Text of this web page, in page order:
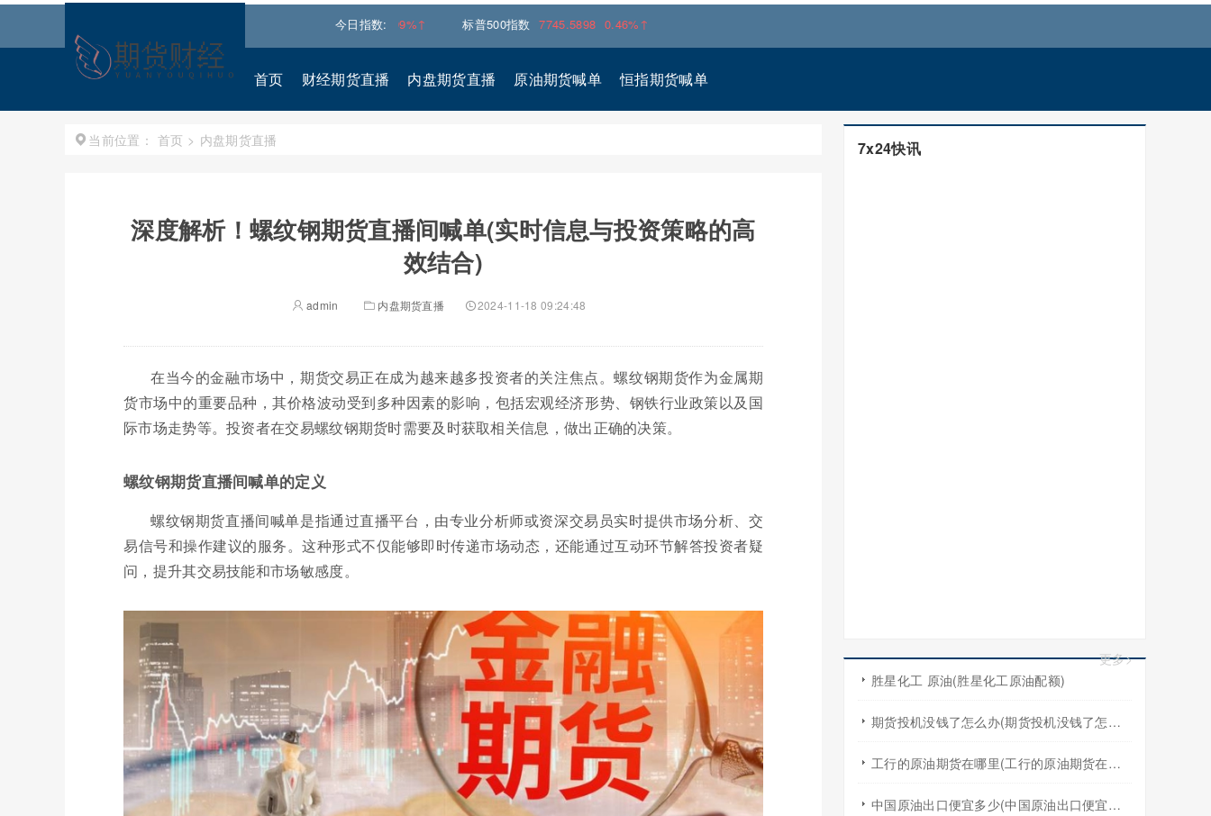
今日指数:
0.99%↑ 标普500指数 7745.5898 0.46%↑
首页 财经期货直播 内盘期货直播 原油期货喊单 恒指期货喊单
当前位置： 首页 > 内盘期货直播
深度解析！螺纹钢期货直播间喊单(实时信息与投资策略的高
效结合)
admin 内盘期货直播 2024-11-18 09:24:48
在当今的金融市场中，期货交易正在成为越来越多投资者的关注焦点。螺纹钢期货作为金属期
货市场中的重要品种，其价格波动受到多种因素的影响，包括宏观经济形势、钢铁行业政策以及国
际市场走势等。投资者在交易螺纹钢期货时需要及时获取相关信息，做出正确的决策。
螺纹钢期货直播间喊单的定义
螺纹钢期货直播间喊单是指通过直播平台，由专业分析师或资深交易员实时提供市场分析、交
易信号和操作建议的服务。这种形式不仅能够即时传递市场动态，还能通过互动环节解答投资者疑
问，提升其交易技能和市场敏感度。
7x24快讯
更多>
胜星化工 原油(胜星化工原油配额)
期货投机没钱了怎么办(期货投机没钱了怎么办啊)
工行的原油期货在哪里(工行的原油期货在哪里买)
中国原油出口便宜多少(中国原油出口便宜多少吨)